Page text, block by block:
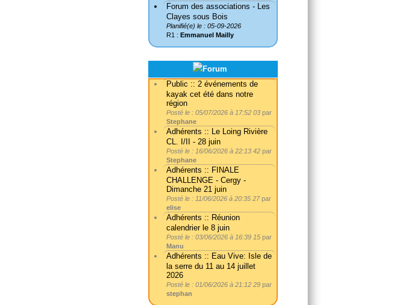
Forum des associations - Les
Clayes sous Bois
Planifié(e) le : 05-09-2026
R1 : Emmanuel Mailly
Public :: 2 événements de
kayak cet été dans notre
région
Posté le : 05/07/2026 à 17:52 03 par
Stephane
Adhérents :: Le Loing Rivière
CL. I/II - 28 juin
Posté le : 16/06/2026 à 22:13 42 par
Stephane
Adhérents :: FINALE
CHALLENGE - Cergy -
Dimanche 21 juin
Posté le : 11/06/2026 à 20:35 27par
elise
Adhérents :: Réunion
calendrier le 8 juin
Posté le : 03/06/2026 à 16:39 15 par
Manu
Adhérents :: Eau Vive: Isle de
la serre du 11 au 14 juillet
2026
Posté le : 01/06/2026 à 21:12 29 par
stephan